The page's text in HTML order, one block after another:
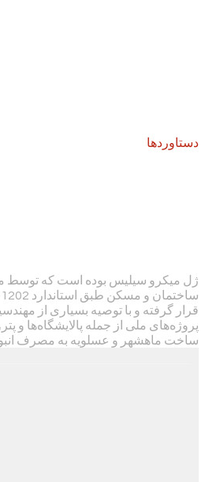
دستاوردها
ژل میکرو سیلیس بوده است که توسط
قرار گرفته و با توصیه بسیاری از
پروژه‌های ملی از جمله پالایشگاه‌ها و
ساخت ماهشهر و عسلویه به مصرف